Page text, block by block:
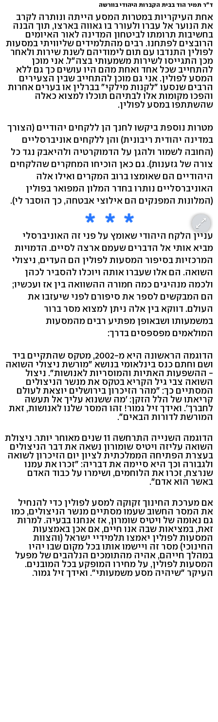
ד"ר תמיר הוד בבית הקברות היהודי בוורשה
אחת העיקריות במטרות המסע הייתה ונותרה לקרב
את הנוער אל עברו ולעורר בו גאווה בארצו, תוך הבנה
בחשיבות תרומתו לביטחון המדינה לאור האיומים
הרובצים לפתחנו. רבים מהתלמידים שליוויתי במסעות
לפולין התנדבו עם תום לימודיהם לשנת שירות ולאחר
מכן התגייסו לשירות משמעותי בצה"ל. אני מוכן
להתחייב שכל אחד ואחת מהם היו עושים כך גם ללא
המסע לפולין. אני גם מוכן להתחייב שבין הצעירים
הרבים שנסעו "לקנות מילקי" בברלין או בערים אחרות
והפכו מקומות אלו לבתיהם תוכלו למצוא כאלה
שהשתתפו במסע לפולין.
מטרות נוספת ביקשו לחנך הן ללקחים יהודיים (הצורך
במדינה יהודית ריבונית) והן ללקחים אוניברסליים
(החובה לשמור ולהגן על הדמוקרטיה ולהיאבק נגד כל
צורה של גזענות). גם כאן הוכיחו המחקרים שהלקחים
היהודיים הם שאומצו ברוב המקרים ואילו אלה
האוניברסליים נותרו בחדר המלון המפואר בפולין
(המלונות המפנקים הם אילוצי אבטחה, כך הוסבר לי).
עניין הלקח היהודי שאומץ על פני זה האוניברסלי
מביא אותי אל הדברים שעמם ארצה לסיים. הדמויות
המרכזיות בסיפור המסעות לפולין הם העדים, ניצולי
השואה. הם אלו שעברו אותה ויוכלו להסביר לכהן
ולכמה מנהיגים כמה חמורה ההשוואה בין אז ועכשיו;
הם המבקשים לספר את סיפורם לפני שיעזבו את
העולם. דווקא בין אלה ניתן למצוא מסר ברור
במשמעותו ושבאופן מפתיע רבים מהמסעות
המולאמים מפספסים בדרך:
הדוגמה הראשונה היא מ-2002, מטקס שהתקיים ביד
ושם וחתם כנס בינלאומי בנושא "מורשת ניצולי השואה
- ההשפעות האתיות והמוסריות לאנושות". ניצול
השואה צבי גיל הקריא בטקס את מנשר הניצולים
המסתיים כך: "מהר הזיכרון בירושלים יוצאת לעולם
קריאתו של הלל הזקן: 'מה ששנוא עליך אל תעשה
לחברך'. ואידך זיל גמור! זהו המסר שלנו לאנושות, זאת
המורשת לדורות הבאים".
הדוגמה השנייה התרחשה 11 שנים מאוחר יותר. ניצולת
השואה עליזה ויטיס שומורון נשאה את דבר הניצולים
בעצרת הפתיחה הממלכתית לציון יום הזיכרון לשואה
ולגבורה וכך היא סיימה את דבריה: "זכרו את עמנו
שנרצח, זכרו את הלוחמים, ושימרו על כבוד האדם
באשר הוא אדם".
אם מערכת החינוך זקוקה למסע לפולין כדי להנחיל
את המסר החשוב שעמו מסתיים מנשר הניצולים, כמו
גם נאומה של ויטיס שומרון, אז אנחנו בבעיה. למרות
זאת, במציאות שבה אנו חיים, אם אכן באמצעות
המסעות לפולין יאמצו תלמידיי ישראל (והצוות
החינוכי) מסר זה ויישמו אותו בכל מקום שבו יהיו
במהלך חייהם, אהיה מהתומכים הנלהבים של מפעל
המסעות לפולין, על מחירו המופקע בכל המובנים.
העיקר "שיהיה מסע משמעותי". ואידך זיל גמור.